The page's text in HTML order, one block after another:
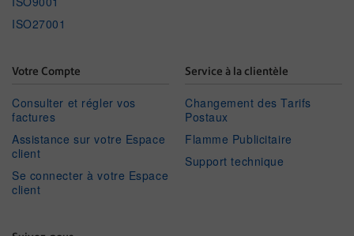
ISO27001
Votre Compte
Consulter et régler vos
factures
Assistance sur votre Espace
client
Se connecter à votre Espace
client
Service à la clientèle
Changement des Tarifs
Postaux
Flamme Publicitaire
Support technique